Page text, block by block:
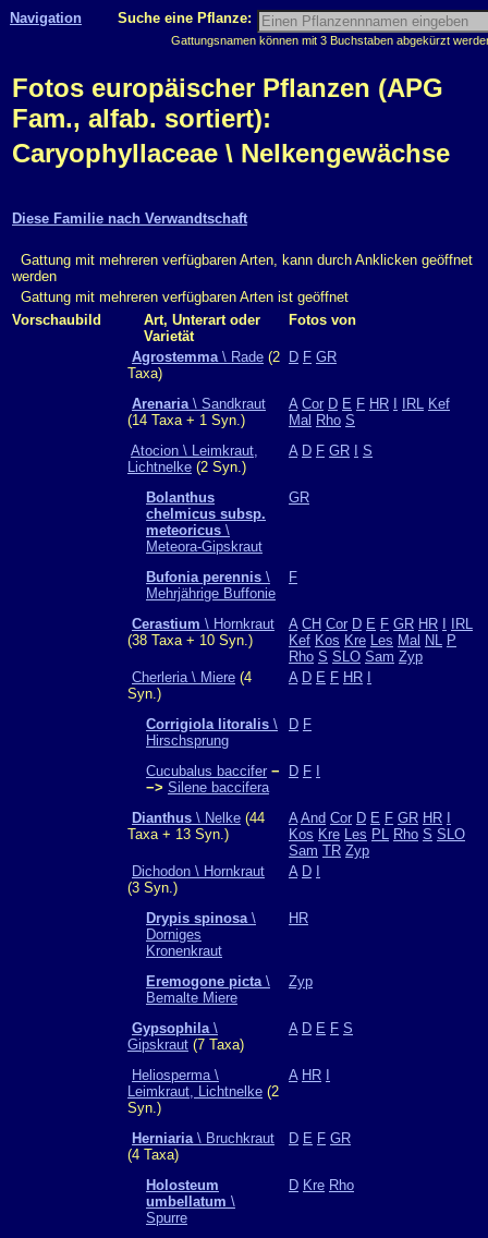
Navigation Suche eine Pflanze:
Gattungsnamen können mit 3 Buchstaben abgekürzt
Fotos europäischer Pflanzen (APG
Fam., alfab. sortiert):
Caryophyllaceae \ Nelkengewächse
Diese Familie nach Verwandtschaft
Gattung mit mehreren verfügbaren Arten, kann durch Anklicken geöffnet
werden
Gattung mit mehreren verfügbaren Arten ist geöffnet
Vorschaubild
Art, Unterart oder
Varietät
Fotos von
Agrostemma\ Rade (2
Taxa)
D F GR
Arenaria\ Sandkraut
(14 Taxa + 1 Syn.)
A Cor D E F HR IRL Kef
Mal Rho S
Atocion \ Leimkraut,
Lichtnelke (2 Syn.)
A D F GR S
Bolanthus
chelmicus subsp.
meteoricus \
Meteora-Gipskraut
GR
Bufonia perennis \
Mehrjährige Buffonie
F
Cerastium \ Hornkraut
(38 Taxa + 10 Syn.)
A CH Cor D E F GR HR
IRL
Kef Kos Kre Les Mal NL P
Rho S SLO Sam Zyp
Cherleria \ Miere (4
Syn.)
A D E F HR
Corrigiola litoralis \
Hirschsprung
D F
Cucubalus baccifer −
−> Silene baccifera
D F
Dianthus \ Nelke (44
Taxa + 13 Syn.)
A And Cor D E F GR HR
Kos Kre Les PL Rho S SLO
Sam TR Zyp
Dichodon \ Hornkraut
(3 Syn.)
A D
Drypis spinosa\
Dorniges
Kronenkraut
HR
Eremogone picta\
Bemalte Miere
Zyp
Gypsophila\
Gipskraut (7 Taxa)
A D E F S
Heliosperma \
Leimkraut, Lichtnelke (2
Syn.)
A HR
Herniaria\ Bruchkraut
(4 Taxa)
D E F GR
Holosteum
umbellatum \
Spurre
D Kre Rho